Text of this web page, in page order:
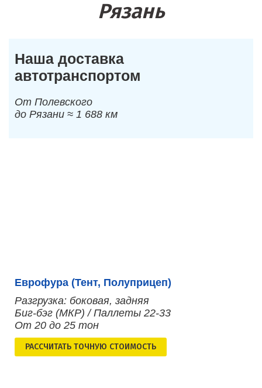
Рязань
Наша доставка
автотранспортом
От Полевского
до Рязани ≈ 1 688 км
Еврофура (Тент, Полуприцеп)
Разгрузка: боковая, задняя
Биг-бэг (МКР) / Паллеты 22-33
От 20 до 25 тон
РАСCЧИТАТЬ ТОЧНУЮ СТОИМОСТЬ